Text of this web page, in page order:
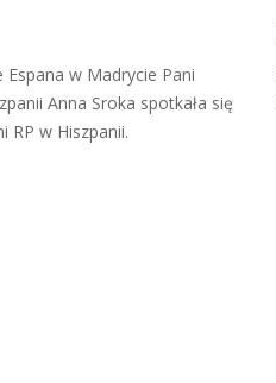
Espana w Madrycie Pani
Anna Sroka spotkała się
RP w Hiszpanii.